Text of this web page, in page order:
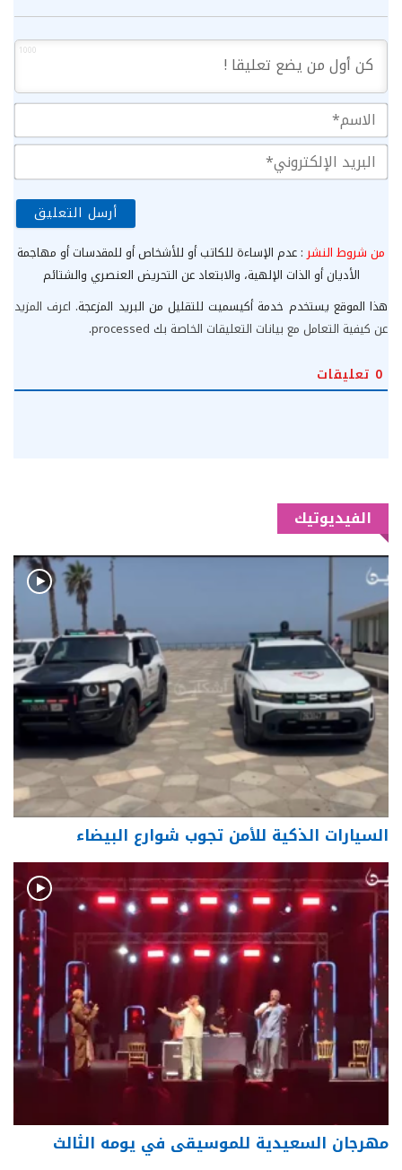
1000
من شروط النشر: عدم الإساءة للكاتب أو للأشخاص أو للمقدسات أو مهاجمة
الأديان أو الذات الإلهية، والابتعاد عن التحريض العنصري والشتائم
هذا الموقع يستخدم خدمة أكيسميت للتقليل من البريد المزعجة. اعرف المزيد
عن كيفية التعامل مع بيانات التعليقات الخاصة بك processed
.
0 تعليقات
الفيديوتيك
السيارات الذكية للأمن تجوب شوارع البيضاء
مهرجان السعيدية للموسيقى في يومه الثالث